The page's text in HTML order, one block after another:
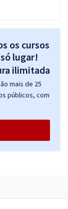
os cursos
lugar!
mais de 25
públicos, com